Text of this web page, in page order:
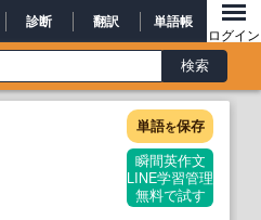
診断 翻訳 単語帳
ログイン
単語を保存
瞬間英作文
LINE学習管理
無料で試す